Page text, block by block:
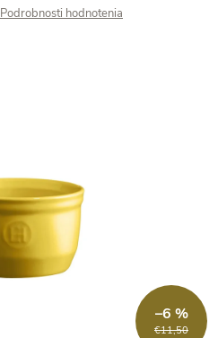
Podrobnosti hodnotenia
€11,50
–6 %